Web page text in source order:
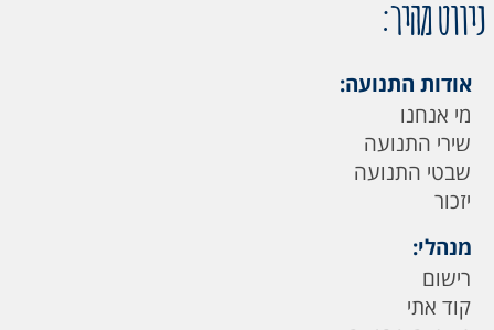
ניווט מהיר:
אודות התנועה:
מי אנחנו
שירי התנועה
שבטי התנועה
יזכור
מנהלי:
רישום
קוד אתי